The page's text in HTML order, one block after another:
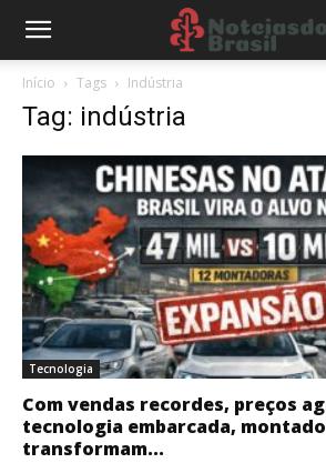
Início Tags Indústria
Tag: indústria
Tecnologia
Com vendas recordes, preços
tecnologia embarcada,
transformam...